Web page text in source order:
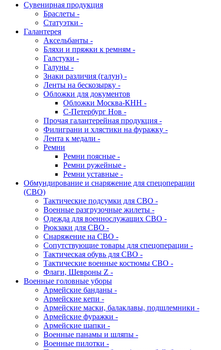
Сувенирная продукция
Браслеты -
Статуэтки -
Галантерея
Аксельбанты -
Бляхи и пряжки к ремням -
Галстуки -
Галуны -
Знаки различия (галун) -
Ленты на бескозырку -
Обложки для документов
Обложки Москва-КНН -
С-Петербург Нов -
Прочая галантерейная продукция -
Филиграни и хлястики на фуражку -
Лента к медали -
Ремни
Ремни поясные -
Ремни ружейные -
Ремни уставные -
Обмундирование и снаряжение для спецоперации
(СВО)
Тактические подсумки для СВО -
Военные разгрузочные жилеты -
Одежда для военнослужащих СВО -
Рюкзаки для СВО -
Снаряжение на СВО -
Сопутствующие товары для спецоперации -
Тактическая обувь для СВО -
Тактические военные костюмы СВО -
Флаги, Шевроны Z -
Военные головные уборы
Армейские банданы -
Армейские кепи -
Армейские маски, балаклавы, подшлемники -
Армейские фуражки -
Армейские шапки -
Военные панамы и шляпы -
Военные пилотки -